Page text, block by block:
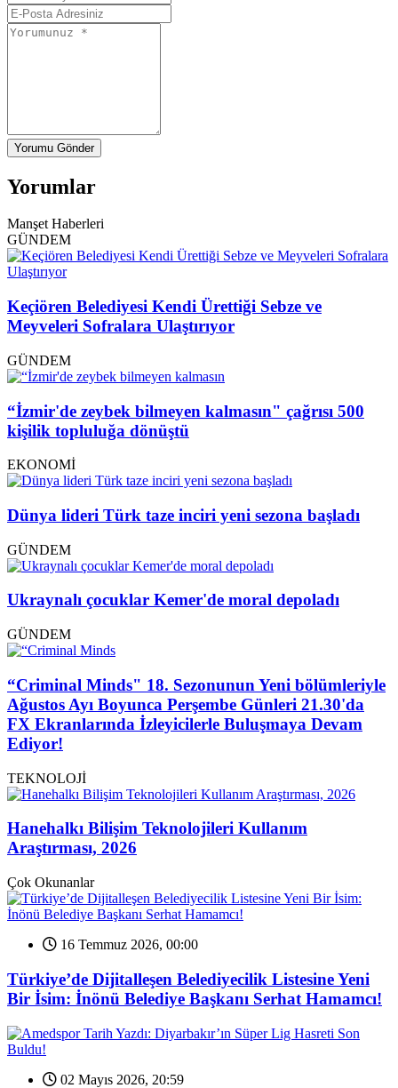
Yorumu Gönder
Yorumlar
Manşet Haberleri
GÜNDEM
Keçiören Belediyesi Kendi Ürettiği Sebze ve
Meyveleri Sofralara Ulaştırıyor
GÜNDEM
“İzmir'de zeybek bilmeyen kalmasın" çağrısı 500
kişilik topluluğa dönüştü
EKONOMİ
Dünya lideri Türk taze inciri yeni sezona başladı
GÜNDEM
Ukraynalı çocuklar Kemer'de moral depoladı
GÜNDEM
“Criminal Minds" 18. Sezonunun Yeni bölümleriyle
Ağustos Ayı Boyunca Perşembe Günleri 21.30'da
FX Ekranlarında İzleyicilerle Buluşmaya Devam
Ediyor!
TEKNOLOJİ
Hanehalkı Bilişim Teknolojileri Kullanım
Araştırması, 2026
Çok Okunanlar
16 Temmuz 2026, 00:00
Türkiye’de Dijitalleşen Belediyecilik Listesine Yeni
Bir İsim: İnönü Belediye Başkanı Serhat Hamamcı!
02 Mayıs 2026, 20:59